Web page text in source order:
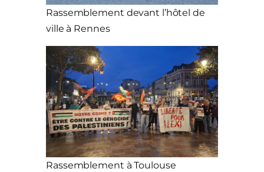
Rassemblement devant l’hôtel de
ville à Rennes
Rassemblement à Toulouse